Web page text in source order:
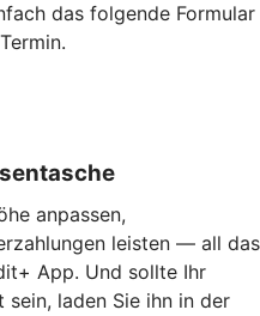
das folgende Formular
anpassen,
leisten — all das
App. Und sollte Ihr
sein, laden Sie ihn in der